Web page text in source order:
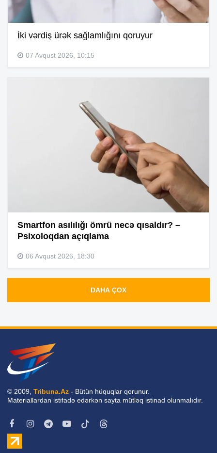
İki vərdiş ürək sağlamlığını qoruyur
07 Avqust 2026, 10:15
Smartfon asılılığı ömrü necə qısaldır? –
Psixoloqdan açıqlama
06 Avqust 2026, 18:30
DAHA ÇOX
© 2009, Tribuna.Az - Bütün hüquqlar qorunur.
Materiallardan istifadə edərkən sayta mütləq istinad olunmalıdır.